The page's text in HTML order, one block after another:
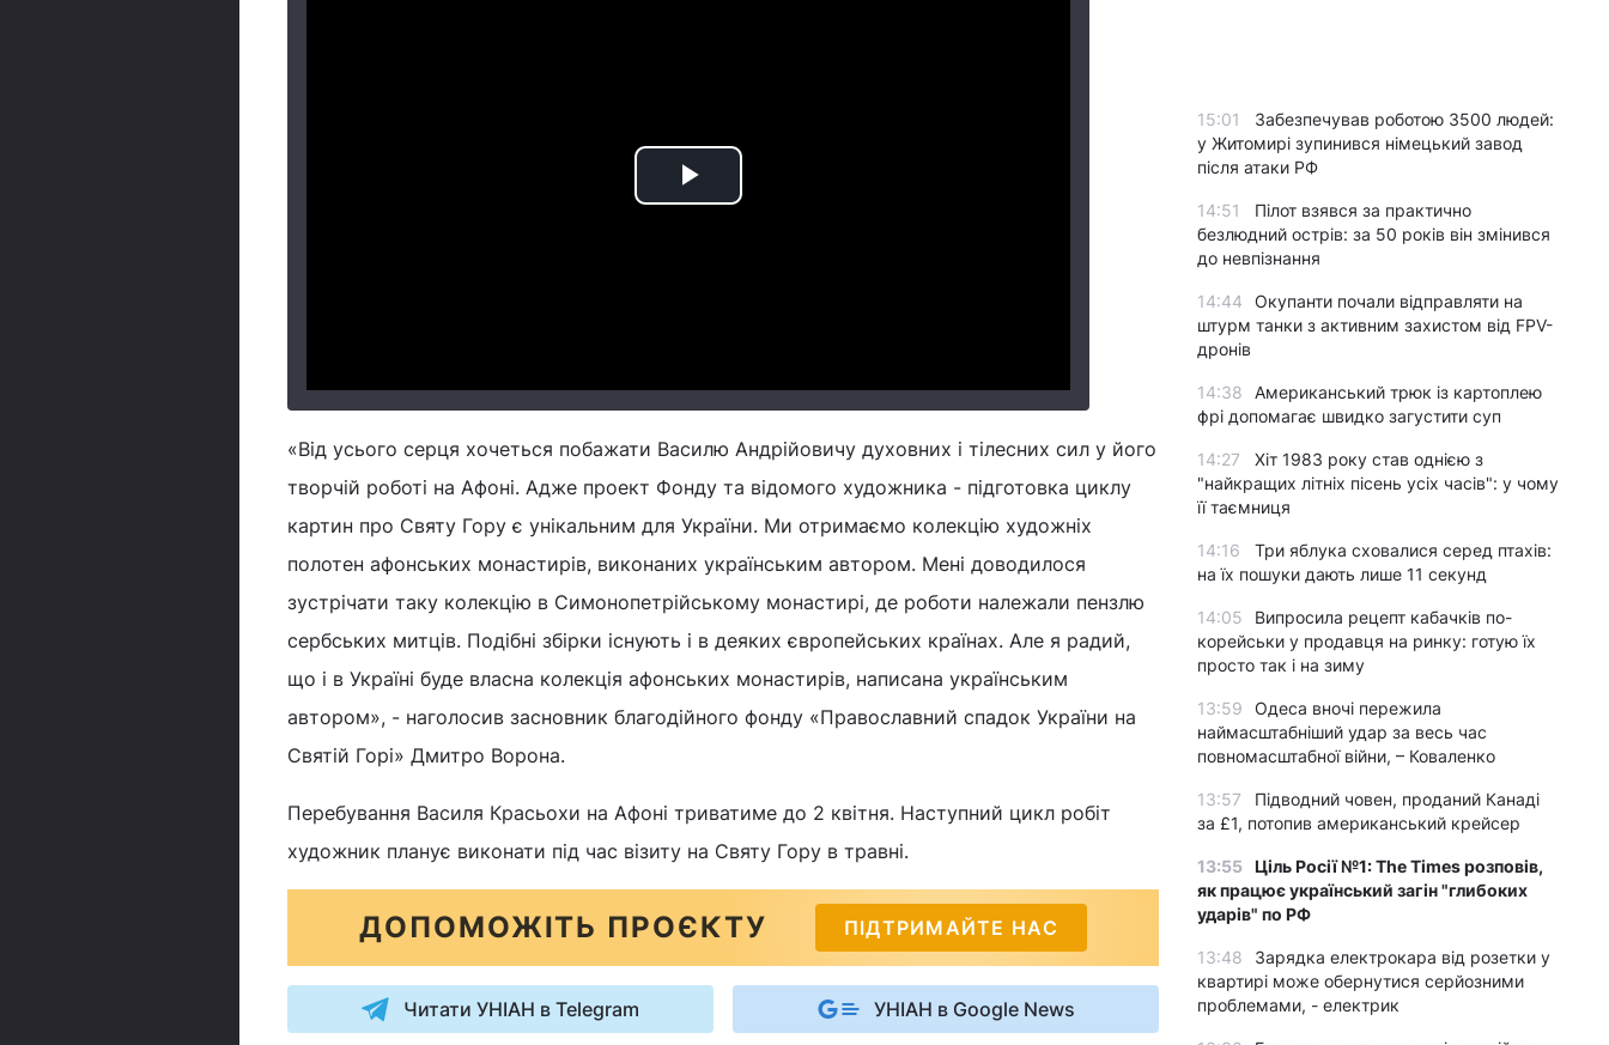
Play
«Від усього серця хочеться побажати Василю Андрійовичу духовних і тілесних сил у його
творчій роботі на Афоні. Адже проект Фонду та відомого художника - підготовка циклу
картин про Святу Гору є унікальним для України. Ми отримаємо колекцію художніх
полотен афонських монастирів, виконаних українським автором. Мені доводилося
зустрічати таку колекцію в Симонопетрійському монастирі, де роботи належали пензлю
сербських митців. Подібні збірки існують і в деяких європейських країнах. Але я радий,
що і в Україні буде власна колекція афонських монастирів, написана українським
автором», - наголосив засновник благодійного фонду «Православний спадок України на
Святій Горі» Дмитро Ворона.
Перебування Василя Красьохи на Афоні триватиме до 2 квітня. Наступний цикл робіт
художник планує виконати під час візиту на Святу Гору в травні.
ДОПОМОЖІТЬ ПРОЄКТУ ПІДТРИМАЙТЕ НАС
Читати УНІАН в Telegram УНІАН в Google News
15:01
Забезпечував роботою 3500 людей:
у Житомирі зупинився німецький завод
після атаки РФ
14:51
Пілот взявся за практично
безлюдний острів: за 50 років він змінився
до невпізнання
14:44
Окупанти почали відправляти на
штурм танки з активним захистом від FPV-
дронів
14:38
Американський трюк із картоплею
фрі допомагає швидко загустити суп
14:27
Хіт 1983 року став однією з
"найкращих літніх пісень усіх часів": у чому
її таємниця
14:16
Три яблука сховалися серед птахів:
на їх пошуки дають лише 11 секунд
14:05
Випросила рецепт кабачків по-
корейськи у продавця на ринку: готую їх
просто так і на зиму
13:59
Одеса вночі пережила
наймасштабніший удар за весь час
повномасштабної війни, – Коваленко
13:57
Підводний човен, проданий Канаді
за £1, потопив американський крейсер
13:55 Ціль Росії №1: The Times розповів,
як працює український загін "глибоких
ударів" по РФ
13:48
Зарядка електрокара від розетки у
квартирі може обернутися серйозними
проблемами, - електрик